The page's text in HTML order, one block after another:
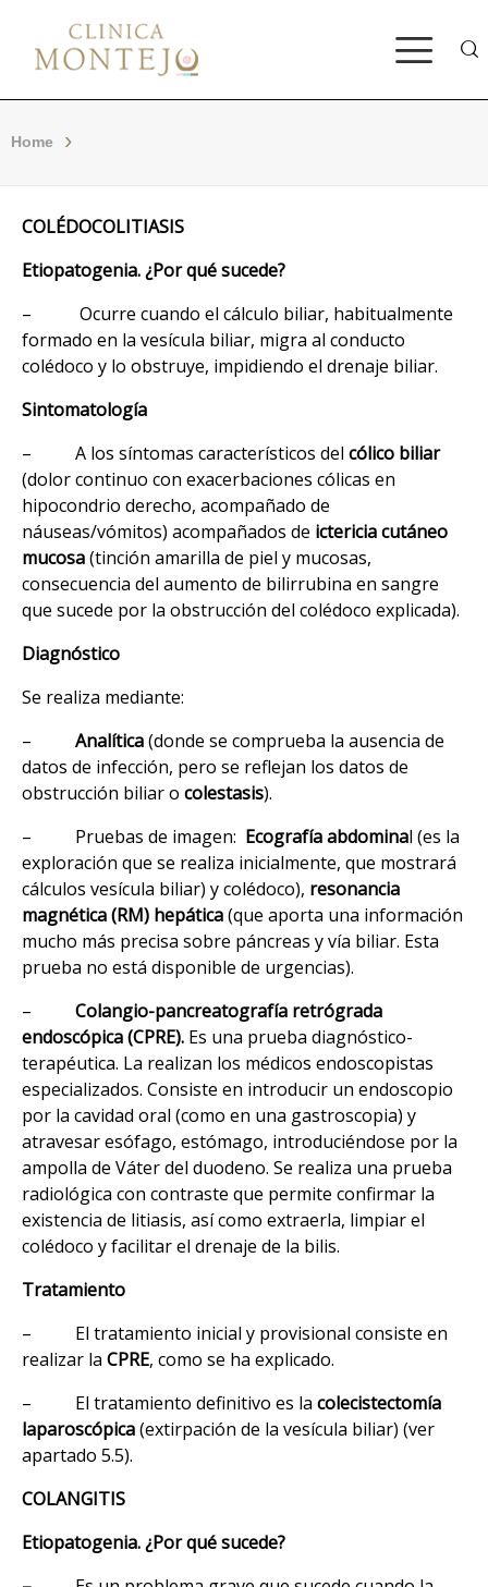
Home
COLÉDOCOLITIASIS
Etiopatogenia. ¿Por qué sucede?
– Ocurre cuando el cálculo biliar, habitualmente
formado en la vesícula biliar, migra al conducto
colédoco y lo obstruye, impidiendo el drenaje biliar.
Sintomatología
– A los síntomas característicos del cólico biliar
(dolor continuo con exacerbaciones cólicas en
hipocondrio derecho, acompañado de
náuseas/vómitos) acompañados de ictericia cutáneo
mucosa(tinción amarilla de piel y mucosas,
consecuencia del aumento de bilirrubina en sangre
que sucede por la obstrucción del colédoco explicada).
Diagnóstico
Se realiza mediante:
– Analítica(donde se comprueba la ausencia de
datos de infección, pero se reflejan los datos de
obstrucción biliar o colestasis).
– Pruebas de imagen: Ecografía abdominal (es la
exploración que se realiza inicialmente, que mostrará
cálculos vesícula biliar) y colédoco), resonancia
magnética (RM) hepática(que aporta una información
mucho más precisa sobre páncreas y vía biliar. Esta
prueba no está disponible de urgencias).
– Colangio-pancreatografía retrógrada
endoscópica (CPRE). Es una prueba diagnóstico-
terapéutica. La realizan los médicos endoscopistas
especializados. Consiste en introducir un endoscopio
por la cavidad oral (como en una gastroscopia) y
atravesar esófago, estómago, introduciéndose por la
ampolla de Váter del duodeno. Se realiza una prueba
radiológica con contraste que permite confirmar la
existencia de litiasis, así como extraerla, limpiar el
colédoco y facilitar el drenaje de la bilis.
Tratamiento
– El tratamiento inicial y provisional consiste en
realizar la CPRE, como se ha explicado.
– El tratamiento definitivo es la colecistectomía
laparoscópica(extirpación de la vesícula biliar) (ver
apartado 5.5).
COLANGITIS
Etiopatogenia. ¿Por qué sucede?